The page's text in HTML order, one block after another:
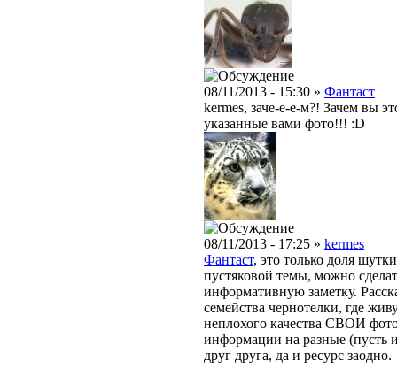
08/11/2013 - 15:30 » Фантаст
kermes, заче-е-е-м?! Зачем вы
указанные вами фото!!! :D
08/11/2013 - 17:25 » kermes
Фантаст, это только доля
пустяковой темы, можно
информативную заметку.
семейства чернотелки, где
неплохого качества СВОИ
информации на разные (пусть
друг друга, да и ресурс заодно.